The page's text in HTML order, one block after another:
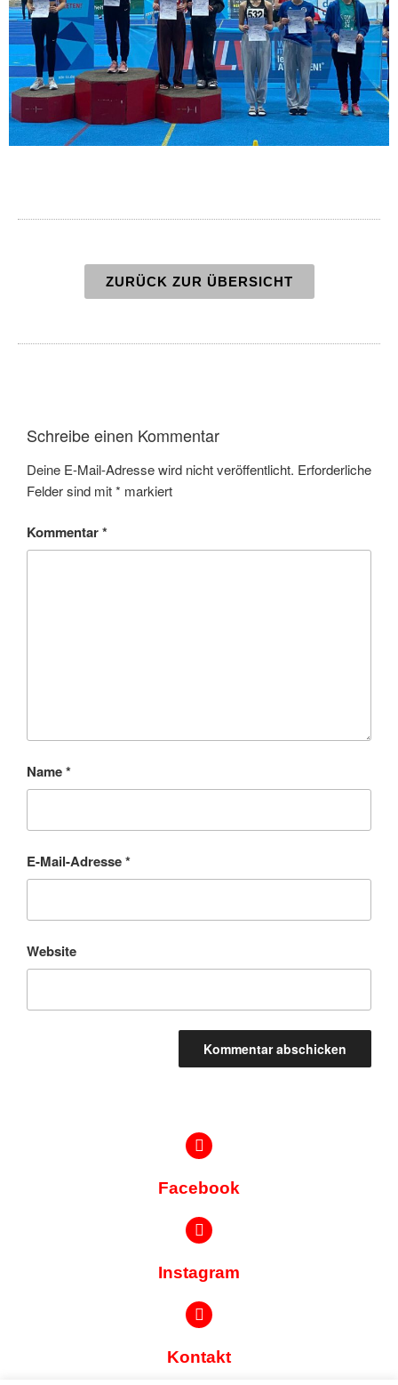
ZURÜCK ZUR ÜBERSICHT
Schreibe einen Kommentar
Deine E-Mail-Adresse wird nicht veröffentlicht. Erforderliche
Felder sind mit* markiert
Kommentar*
Name*
E-Mail-Adresse*
Website
Facebook
Instagram
Kontakt